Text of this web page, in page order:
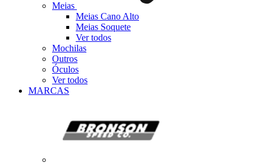
Meias
Meias Cano Alto
Meias Soquete
Ver todos
Mochilas
Outros
Óculos
Ver todos
MARCAS